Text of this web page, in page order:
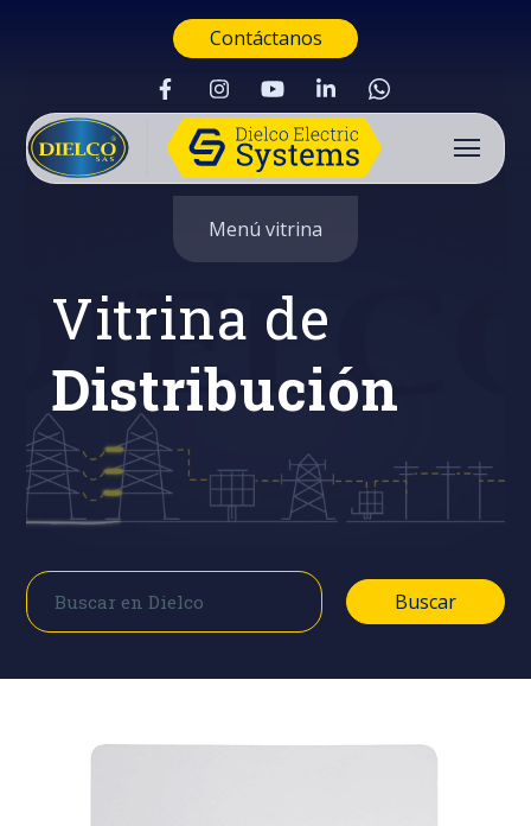
Contáctanos
Buscar
Menú vitrina
Vitrina de
Distribución
Buscar
Buscar